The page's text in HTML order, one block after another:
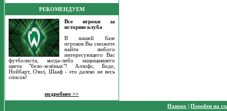
РЕКОМЕНДУЕМ
Все игроки за
историю клуба
В нашей базе
игроков Вы сможете
найти любого
интересующего Вас
футболиста, когда-либо защищавшего
цвета "бело-зелёных"! Аллофс, Боде,
Нойбарт, Озил, Шааф - это далеко не весь
список!
подробнее >>
Наверх |Перейти на